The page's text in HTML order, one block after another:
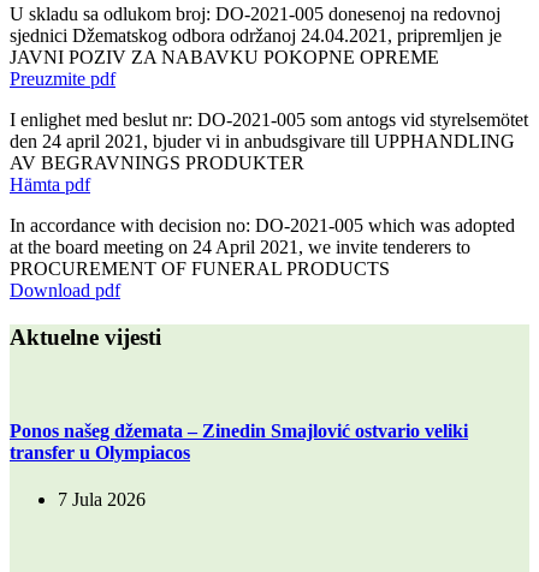
U skladu sa odlukom broj: DO-2021-005 donesenoj na redovnoj
sjednici Džematskog odbora održanoj 24.04.2021, pripremljen je
JAVNI POZIV ZA NABAVKU POKOPNE OPREME
Preuzmite pdf
I enlighet med beslut nr: DO-2021-005 som antogs vid styrelsemötet
den 24 april 2021, bjuder vi in anbudsgivare till UPPHANDLING
AV BEGRAVNINGS PRODUKTER
Hämta pdf
In accordance with decision no: DO-2021-005 which was adopted
at the board meeting on 24 April 2021, we invite tenderers to
PROCUREMENT OF FUNERAL PRODUCTS
Download pdf
Aktuelne vijesti
Ponos našeg džemata – Zinedin Smajlović ostvario veliki
transfer u Olympiacos
7 Jula 2026